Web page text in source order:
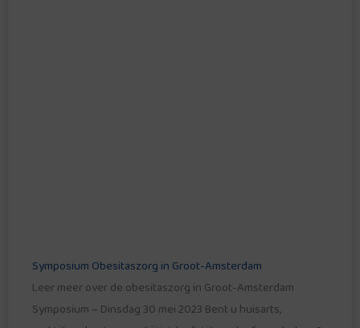
Symposium Obesitaszorg in Groot-Amsterdam
Leer meer over de obesitaszorg in Groot-Amsterdam
Symposium – Dinsdag 30 mei 2023 Bent u huisarts,